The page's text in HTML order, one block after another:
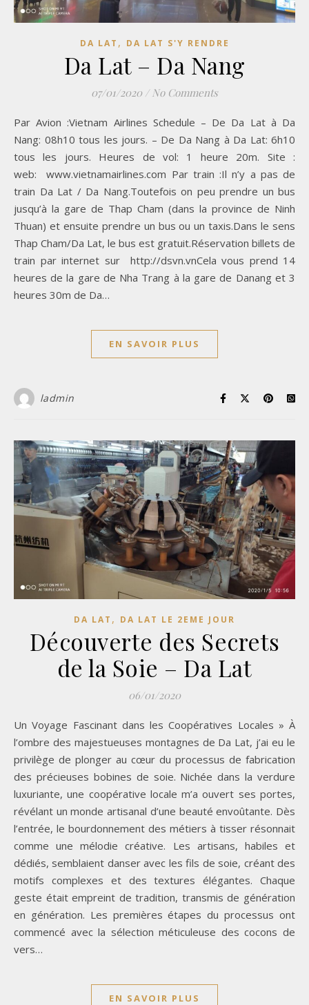
DA LAT , DA LAT S'Y RENDRE
Da Lat – Da Nang
07/01/2020 / No Comments
Par Avion :Vietnam Airlines Schedule – De Da Lat à Da
Nang: 08h10 tous les jours. – De Da Nang à Da Lat: 6h10
tous les jours. Heures de vol: 1 heure 20m. Site :
web: www.vietnamairlines.com Par train :Il n’y a pas de
train Da Lat / Da Nang.Toutefois on peu prendre un bus
jusqu’à la gare de Thap Cham (dans la province de Ninh
Thuan) et ensuite prendre un bus ou un taxis.Dans le sens
Thap Cham/Da Lat, le bus est gratuit.Réservation billets de
train par internet sur http://dsvn.vnCela vous prend 14
heures de la gare de Nha Trang à la gare de Danang et 3
heures 30m de Da…
EN SAVOIR PLUS
ladmin
DA LAT , DA LAT LE 2EME JOUR
Découverte des Secrets
de la Soie – Da Lat
06/01/2020
Un Voyage Fascinant dans les Coopératives Locales » À
l’ombre des majestueuses montagnes de Da Lat, j’ai eu le
privilège de plonger au cœur du processus de fabrication
des précieuses bobines de soie. Nichée dans la verdure
luxuriante, une coopérative locale m’a ouvert ses portes,
révélant un monde artisanal d’une beauté envoûtante. Dès
l’entrée, le bourdonnement des métiers à tisser résonnait
comme une mélodie créative. Les artisans, habiles et
dédiés, semblaient danser avec les fils de soie, créant des
motifs complexes et des textures élégantes. Chaque
geste était empreint de tradition, transmis de génération
en génération. Les premières étapes du processus ont
commencé avec la sélection méticuleuse des cocons de
vers…
EN SAVOIR PLUS